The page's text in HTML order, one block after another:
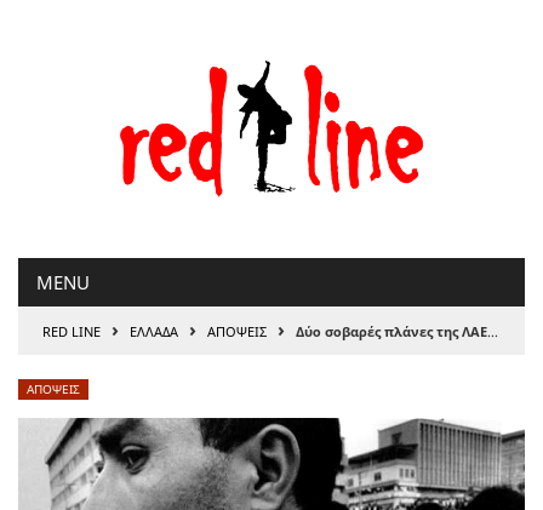
MENU
RED LINE › ΕΛΛΑΔΑ › ΑΠΟΨΕΙΣ › Δύο σοβαρές πλάνες της ΛΑΕ | του Κ. Καλλωνιάτη
ΑΠΟΨΕΙΣ